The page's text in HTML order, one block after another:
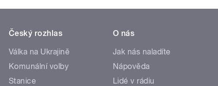
Český rozhlas
Válka na Ukrajině
Komunální volby
Stanice
O nás
Jak nás naladíte
Nápověda
Lidé v rádiu